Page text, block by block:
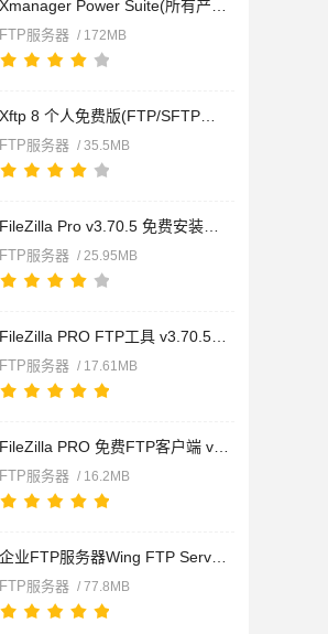
FTP服务器 / 172MB
FTP服务器 / 35.5MB
FTP服务器 / 25.95MB
FTP服务器 / 17.61MB
FTP服务器 / 16.2MB
FTP服务器 / 77.8MB